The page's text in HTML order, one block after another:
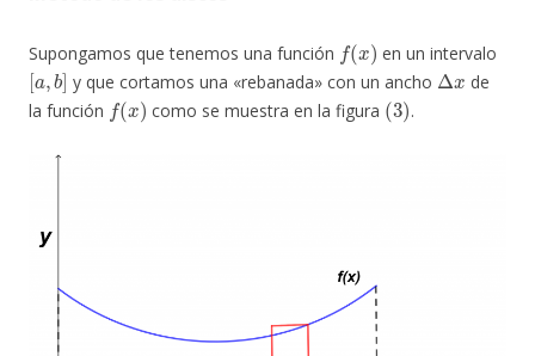
Supongamos que tenemos una función
(x
en un intervalo
[a,b]
y que cortamos una «rebanada» con un ancho
Δx
de
la función
f(x)
como se muestra en la figura
(3)
.